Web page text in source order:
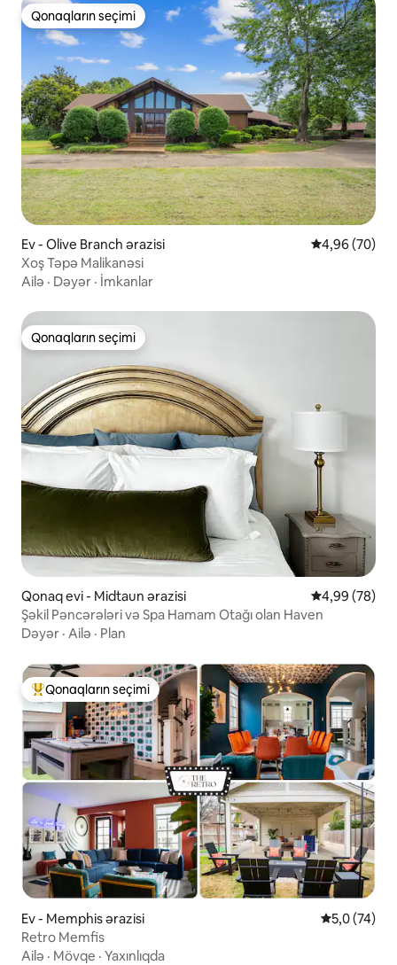
Qonaqların seçimi
Qonaqların seçimi
Ev - Olive Branch ərazisi Ortalama
4,96 (70)
Xoş Təpə Malikanəsi
Ailə · Dəyər · İmkanlar
Qonaqların seçimi
Qonaqların seçimi
Qonaq evi - Midtaun ərazisi Ortalama
4,99 (78)
Şəkil Pəncərələri və Spa Hamam Otağı olan Haven
Dəyər · Ailə · Plan
Populyar "Qonaqların seçimi"
Qonaqların seçimi
Ev - Memphis ərazisi Ortalama
5,0 (74)
Retro Memfis
Ailə · Mövqe · Yaxınlıqda